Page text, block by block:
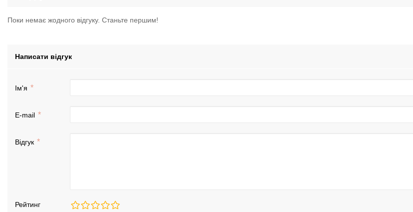
Поки немає жодного відгуку. Станьте першим!
Написати відгук
Ім'я
E-mail
Відгук
Рейтинг